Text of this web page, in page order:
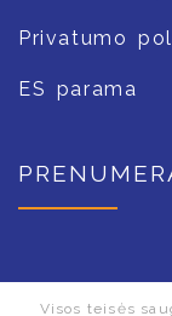
Privatumo
ES parama
Visos teisės